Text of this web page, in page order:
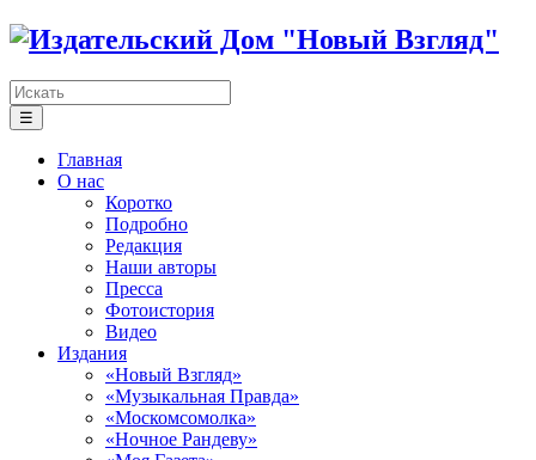
☰
Главная
О нас
Коротко
Подробно
Редакция
Наши авторы
Пресса
Фотоистория
Видео
Издания
«Новый Взгляд»
«Музыкальная Правда»
«Москомсомолка»
«Ночное Рандеву»